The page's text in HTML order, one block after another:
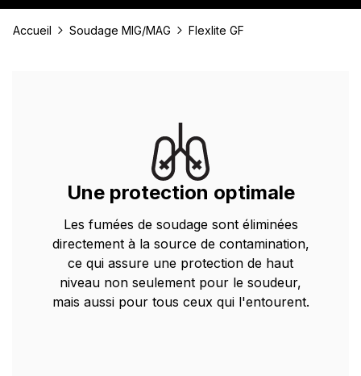
Accueil Soudage MIG/MAG Flexlite GF
Une protection optimale
Les fumées de soudage sont éliminées
directement à la source de contamination,
ce qui assure une protection de haut
niveau non seulement pour le soudeur,
mais aussi pour tous ceux qui l'entourent.